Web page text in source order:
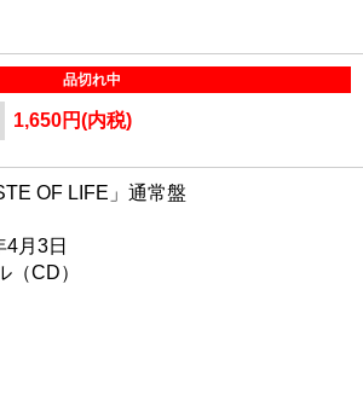
品切れ中
1,650円(内税)
OF LIFE」通常盤
4月3日
（CD）